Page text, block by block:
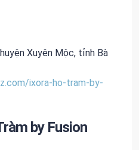
Xuyên Mộc, tỉnh Bà
ixora-ho-tram-by-
by Fusion